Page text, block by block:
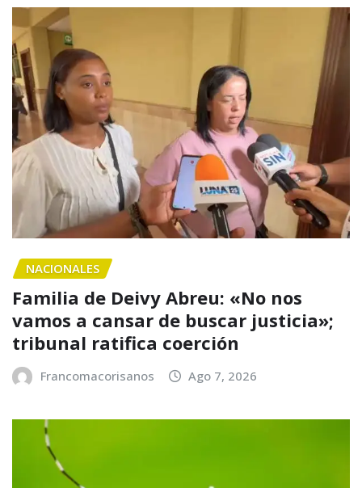
NACIONALES
Familia de Deivy Abreu: «No nos
vamos a cansar de buscar justicia»;
tribunal ratifica coerción
Francomacorisanos Ago 7, 2026